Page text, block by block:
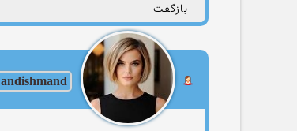
بازگفت
andishmand